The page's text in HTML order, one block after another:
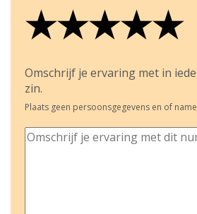
★
★★
★★★
★★★★
★★★★★
Omschrijf je ervaring met in
zin.
Plaats geen persoonsgegevens en of